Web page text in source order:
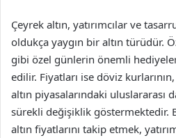
Çeyrek altın, yatırımcılar ve
oldukça yaygın bir altın türüdür.
gibi özel günlerin önemli
edilir. Fiyatları ise döviz
altın piyasalarındaki uluslararası
sürekli değişiklik göstermektedir.
altın fiyatlarını takip etmek,